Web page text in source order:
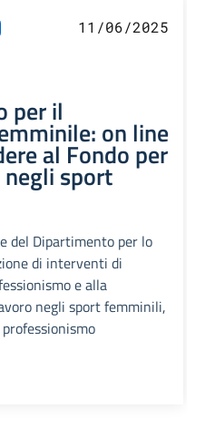
11/06/2025
per il
on line
al Fondo per
sport
del Dipartimento per lo
di interventi di
e alla
negli sport femminili,